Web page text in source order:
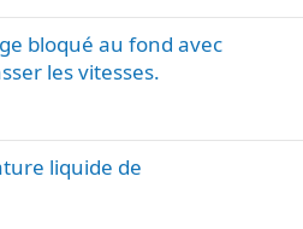
bloqué au fond avec
les vitesses.
liquide de